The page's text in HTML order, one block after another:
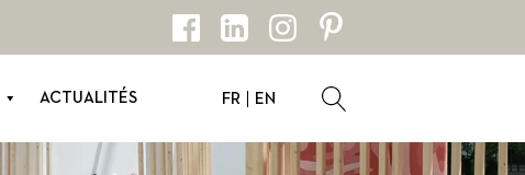
ACTUALITÉS FR EN